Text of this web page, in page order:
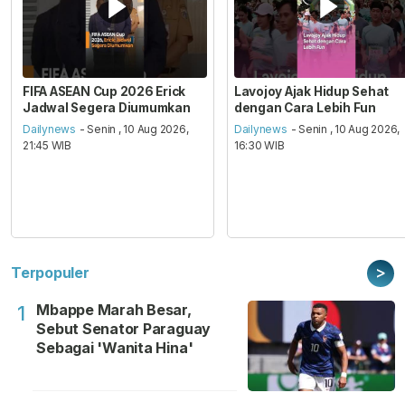
FIFA ASEAN Cup 2026 Erick
Jadwal Segera Diumumkan
Dailynews - Senin , 10 Aug 2026,
21:45 WIB
Lavojoy Ajak Hidup Sehat
dengan Cara Lebih Fun
Dailynews - Senin , 10 Aug 2026,
16:30 WIB
Terpopuler >
1
Mbappe Marah Besar,
Sebut Senator Paraguay
Sebagai 'Wanita Hina'